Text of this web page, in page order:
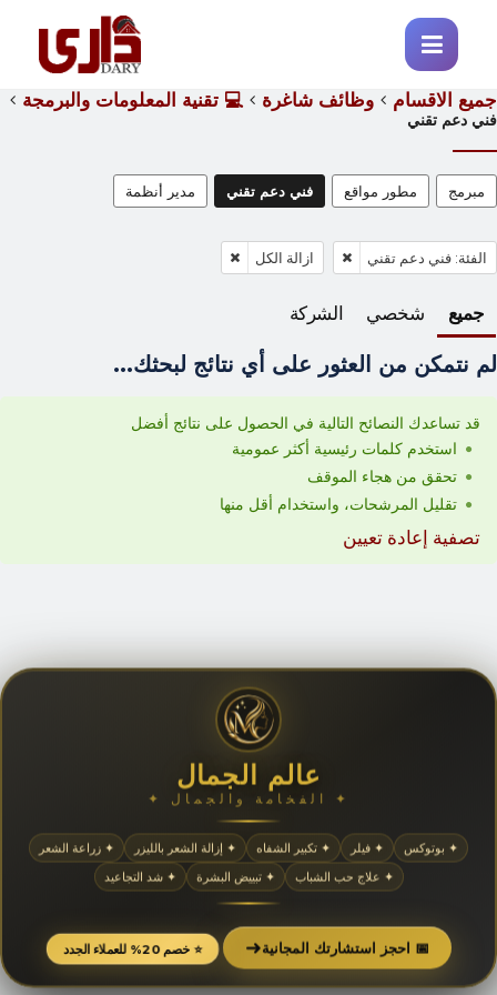
جميع الاقسام وظائف شاغرة 💻 تقنية المعلومات والبرمجة
فني دعم تقني
مبرمج مطور مواقع فني دعم تقني مدير أنظمة
الفئة: فني دعم تقني ازالة الكل
جميع شخصي الشركة
لم نتمكن من العثور على أي نتائج لبحثك...
قد تساعدك النصائح التالية في الحصول على نتائج أفضل
استخدم كلمات رئيسية أكثر عمومية
تحقق من هجاء الموقف
تقليل المرشحات، واستخدام أقل منها
تصفية إعادة تعيين
عالم الجمال
✦ الفخامة والجمال ✦
✦ بوتوكس ✦ فيلر ✦ تكبير الشفاه ✦ إزالة الشعر بالليزر
✦ زراعة الشعر
✦ علاج حب الشباب
✦ تبييض البشرة ✦ شد التجاعيد
📅 احجز استشارتك المجانية➜ ⭐ خصم 20% للعملاء الجدد